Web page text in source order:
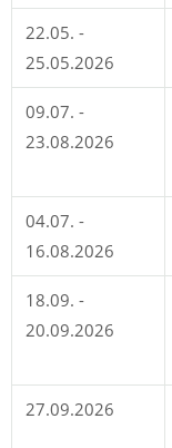
22.05. -
25.05.2026
09.07. -
23.08.2026
04.07. -
16.08.2026
18.09. -
20.09.2026
27.09.2026